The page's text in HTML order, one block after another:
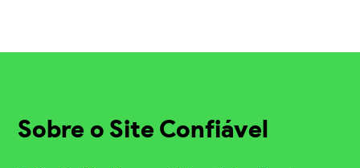
Sobre o Site Confiável